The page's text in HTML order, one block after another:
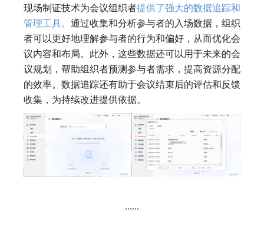
现场制证技术为会议组织者提供了强大的数据追踪和
管理工具。 通过收集和分析参与者的入场数据，组织
者可以更好地理解参与者的行为和偏好，从而优化会
议内容和布局。此外，这些数据还可以用于未来的会
议规划，帮助组织者预测参与者需求，提高资源分配
的效率。数据追踪还有助于会议结束后的评估和反馈
收集，为持续改进提供依据。
......